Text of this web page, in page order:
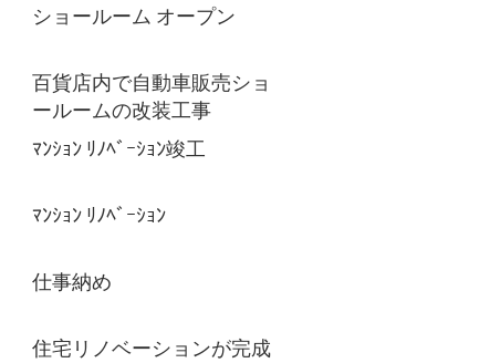
ショールーム オープン
百貨店内で自動車販売ショ
ールームの改装工事
ﾏﾝｼｮﾝ ﾘﾉﾍﾞｰｼｮﾝ竣工
ﾏﾝｼｮﾝ ﾘﾉﾍﾞｰｼｮﾝ
仕事納め
住宅リノベーションが完成